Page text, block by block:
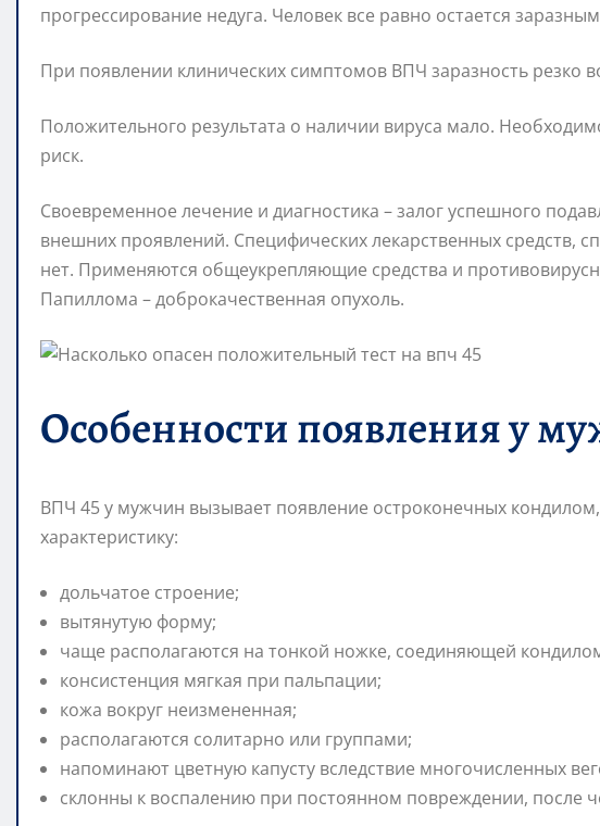
прогрессирование недуга. Человек все равно остается
При появлении клинических симптомов ВПЧ заразность резко
Положительного результата о наличии вируса мало.
риск.
Своевременное лечение и диагностика – залог успешного
внешних проявлений. Специфических лекарственных средств,
нет. Применяются общеукрепляющие средства и
Папиллома – доброкачественная опухоль.
Особенности появления у
ВПЧ 45 у мужчин вызывает появление остроконечных
характеристику:
дольчатое строение;
вытянутую форму;
чаще располагаются на тонкой ножке, соединяющей
консистенция мягкая при пальпации;
кожа вокруг неизмененная;
располагаются солитарно или группами;
напоминают цветную капусту вследствие многочисленных
склонны к воспалению при постоянном повреждении, после